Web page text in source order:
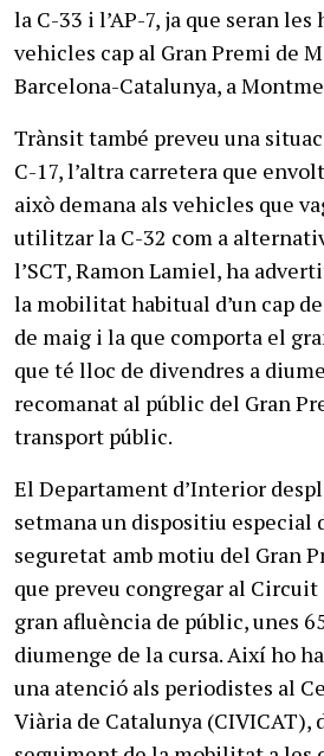
la C-33 i l’AP-7, ja que seran les
vehicles cap al Gran Premi de
Barcelona-Catalunya, a
Trànsit també preveu una
C-17, l’altra carretera que
això demana als vehicles que
utilitzar la C-32 com a
l’SCT, Ramon Lamiel, ha
la mobilitat habitual d’un cap
de maig i la que comporta el
que té lloc de divendres a
recomanat al públic del Gran
transport públic.
El Departament d’Interior
setmana un dispositiu especial
seguretat amb motiu del Gran
que preveu congregar al
gran afluència de públic, unes
diumenge de la cursa. Així ho
una atenció als periodistes al
Viària de Catalunya (CIVICAT),